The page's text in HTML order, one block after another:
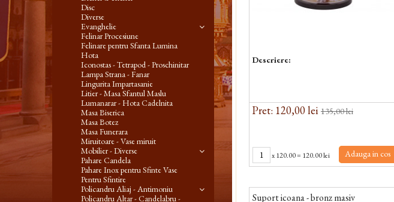
Disc
Diverse
Evanghelie
Felinar Procesiune
Felinare pentru Sfanta Lumina
Hota
Iconostas - Tetrapod - Proschinitar
Lampa Strana - Fanar
Lingurita Impartasanie
Litier - Masa Sfantul Maslu
Lumanarar - Hota Cadelnita
Masa Biserica
Masa Botez
Masa Funerara
Miruitoare - Vase miruit
Mobilier - Diverse
Pahare Candela
Pahare Inox pentru Sfinte Vase
Pentru Sfintire
Policandru Aliaj - Antimoniu
Policandru Altar - Candelabru -
Descriere:
Pret: 120,00 lei 135,00 lei
x120.00= 120.00 lei Adauga in cos
Suport icoana - bronz masiv